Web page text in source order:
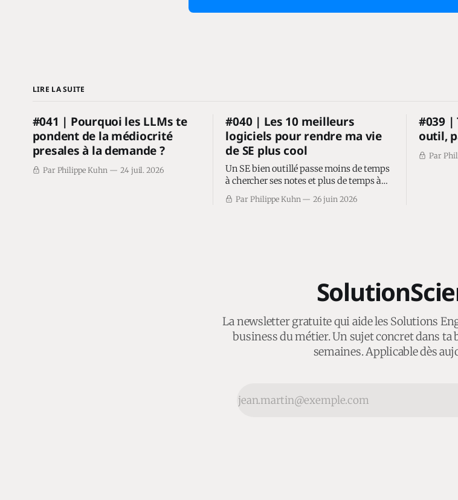
LIRE LA SUITE
#041 | Pourquoi les LLMs te
pondent de la médiocrité
presales à la demande ?
Par Philippe Kuhn 24 juil. 2026
#040 | Les 10 meilleurs
logiciels pour rendre ma vie
de SE plus cool
Un SE bien outillé passe moins de temps
à chercher ses notes et plus de temps à
driver ses deals.
Par Philippe Kuhn 26 juin 2026
#039 |
outil,
Par
La newsletter gratuite qui aide les Solutions
business du métier. Un sujet concret dans ta
semaines. Applicable dès